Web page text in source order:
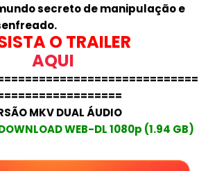
secreto de manipulação e
O TRAILER
AQUI
MKV DUAL ÁUDIO
WEB-DL 1080p (1.94 GB)